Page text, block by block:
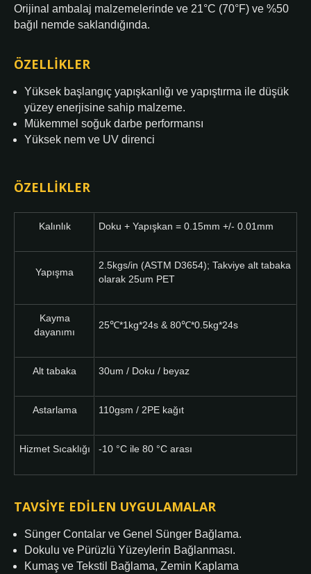
Orijinal ambalaj malzemelerinde ve 21°C (70°F) ve %50
bağıl nemde saklandığında.
ÖZELLIKLER
Yüksek başlangıç yapışkanlığı ve yapıştırma ile düşük
yüzey enerjisine sahip malzeme.
Mükemmel soğuk darbe performansı
Yüksek nem ve UV direnci
ÖZELLIKLER
Kalınlık Doku + Yapışkan = 0.15mm +/- 0.01mm
Yapışma
2.5kgs/in (ASTM D3654); Takviye alt tabaka
olarak 25um PET
Kayma
dayanımı
25℃*1kg*24s & 80℃*0.5kg*24s
Alt tabaka 30um / Doku / beyaz
Astarlama 110gsm / 2PE kağıt
Hizmet Sıcaklığı -10 °C ile 80 °C arası
TAVSIYE EDILEN UYGULAMALAR
Sünger Contalar ve Genel Sünger Bağlama.
Dokulu ve Pürüzlü Yüzeylerin Bağlanması.
Kumaş ve Tekstil Bağlama, Zemin Kaplama